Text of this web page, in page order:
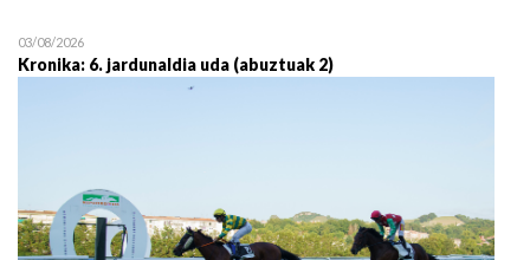
19/07 11:30
03/08/2026
Kronika: 6. jardunaldia uda (abuztuak 2)